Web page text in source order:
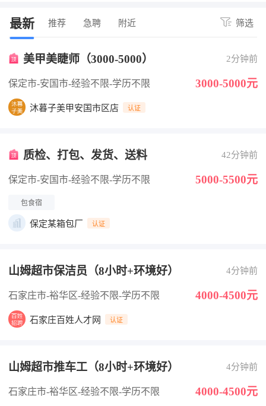
最新 推荐 急聘 附近 筛选
美甲美睫师（3000-5000） 2分钟前
保定市-安国市-经验不限-学历不限 3000-5000元
沐暮子美甲安国市区店 认证
质检、打包、发货、送料 42分钟前
保定市-安国市-经验不限-学历不限 5000-5500元
包食宿
保定某箱包厂 认证
山姆超市保洁员（8小时+环境好） 4分钟前
石家庄市-裕华区-经验不限-学历不限 4000-4500元
石家庄百姓人才网 认证
山姆超市推车工（8小时+环境好） 4分钟前
石家庄市-裕华区-经验不限-学历不限 4000-4500元